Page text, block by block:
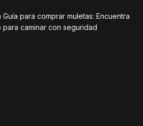
Guía para comprar muletas: Encuentra
caminar con seguridad